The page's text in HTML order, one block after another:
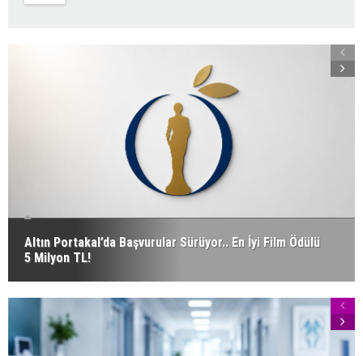
Altın Portakal’da Başvurular Sürüyor.. En İyi Film Ödülü
5 Milyon TL!